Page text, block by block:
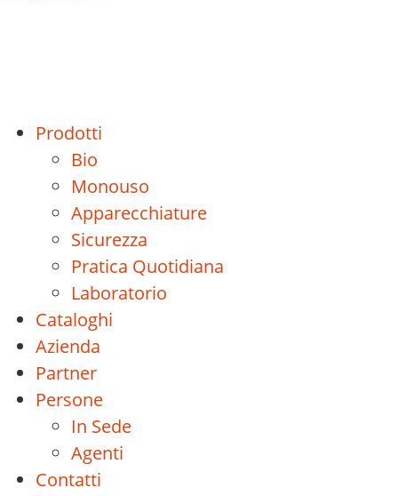
Prodotti
Bio
Monouso
Apparecchiature
Sicurezza
Pratica Quotidiana
Laboratorio
Cataloghi
Azienda
Partner
Persone
In Sede
Agenti
Contatti